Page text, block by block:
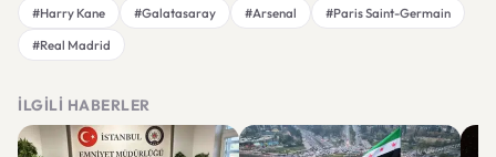
#Harry Kane
#Galatasaray #Arsenal
#Paris Saint-Germain
#Real Madrid
İLGILI HABERLER